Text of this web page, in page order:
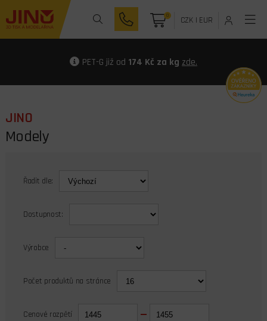
0 CZK| EUR
PET-G již od 174 Kč za kg zde.
JINO
Modely
Řadit dle:
Dostupnost:
Výrobce
Počet produktů na stránce
Cenové rozpětí